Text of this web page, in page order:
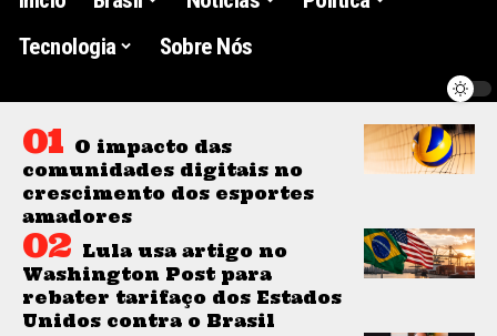
Tecnologia
Sobre Nós
O impacto das
comunidades digitais no
crescimento dos esportes
amadores
Lula usa artigo no
Washington Post para
rebater tarifaço dos Estados
Unidos contra o Brasil